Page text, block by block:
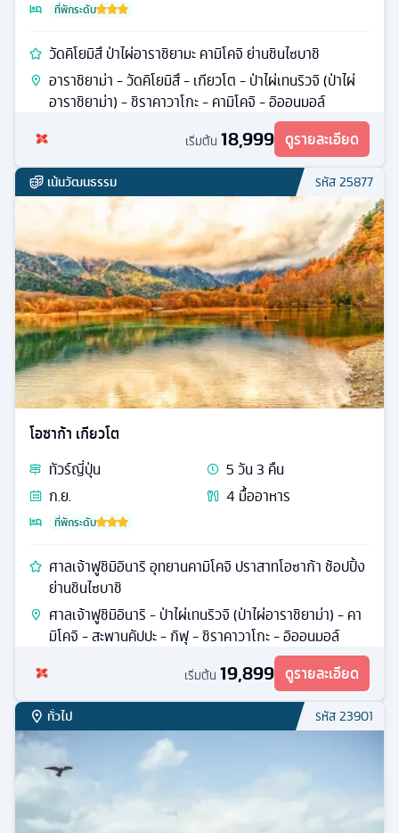
ที่พักระดับ
วัดคิโยมิสึ ป่าไผ่อาราชิยามะ คามิโคจิ ย่านชินไซบาชิ
อาราชิยาม่า - วัดคิโยมิสึ - เกียวโต - ป่าไผ่เทนริวจิ (ป่าไผ่
อาราชิยาม่า) - ชิราคาวาโกะ - คามิโคจิ - อิออนมอล์
เริ่มต้น 18,999 ดูรายละเอียด
เน้นวัฒนธรรม รหัส25877
โอซาก้า เกียวโต
ทัวร์ญี่ปุ่น 5วัน3 คืน
ก.ย.
4 มื้ออาหาร
ที่พักระดับ
ศาลเจ้าฟูชิมิอินาริ อุทยานคามิโคจิ ปราสาทโอซาก้า ช้อปปิ้ง
ย่านชินไซบาชิ
ศาลเจ้าฟูชิมิอินาริ - ป่าไผ่เทนริวจิ (ป่าไผ่อาราชิยาม่า) - คา
มิโคจิ - สะพานคัปปะ - กิฟุ - ชิราคาวาโกะ - อิออนมอล์
เริ่มต้น 19,899 ดูรายละเอียด
ทั่วไป รหัส23901